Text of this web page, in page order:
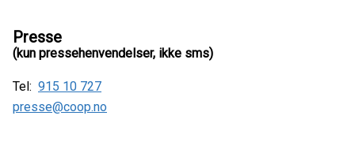
Presse
(kun pressehenvendelser, ikke sms)
Tel: 915 10 727
presse@coop.no